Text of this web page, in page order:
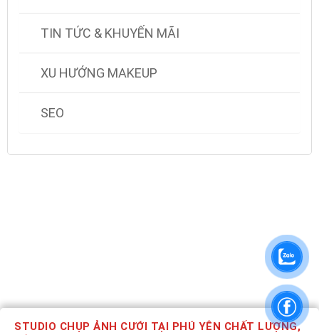
TIN TỨC & KHUYẾN MÃI
XU HƯỚNG MAKEUP
SEO
STUDIO CHỤP ẢNH CƯỚI TẠI PHÚ YÊN CHẤT LƯỢNG,